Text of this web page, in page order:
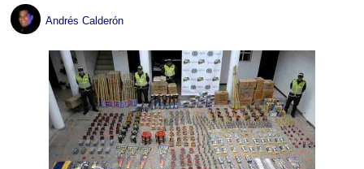
Andrés Calderón